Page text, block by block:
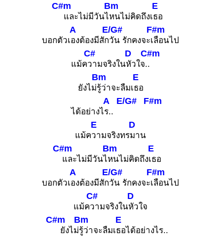
C#m
และไม่มีวันไ
Bm
หนไม่คิดถึงเ
E
ธอ
บอกตัวเ
A
องต้องมีสัก
E/G#
วัน รักคงจะเ
F#m
ลือนไป
แม้ค
C#
วามจริงใน
D
หัวใจ.
C#m
.
ยังไม่
Bm
รู้ว่าจะลืมเ
E
ธอ
ได้อย่างไ
A
ร..
E/G# F#m
แม้ค
E
วามจริงทร
D
มาน
C#m
และไม่มีวันไ
Bm
หนไม่คิดถึง
E
เธอ
บอกตัวเ
A
องต้องมีสัก
E/G#
วัน รักคงจะเ
F#m
ลือนไป
แม้ค
C#
วามจริงใน
D
หัวใจ
C#m
ยังไม่
Bm
รู้ว่าจะลืมเ
E
ธอได้อย่างไร..